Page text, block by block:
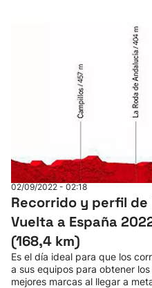
02/09/2022 - 02:18
Recorrido y perfil de
Vuelta a España
(168,4 km)
Es el día ideal para que los
a sus equipos para obtener
mejores marcas al llegar a